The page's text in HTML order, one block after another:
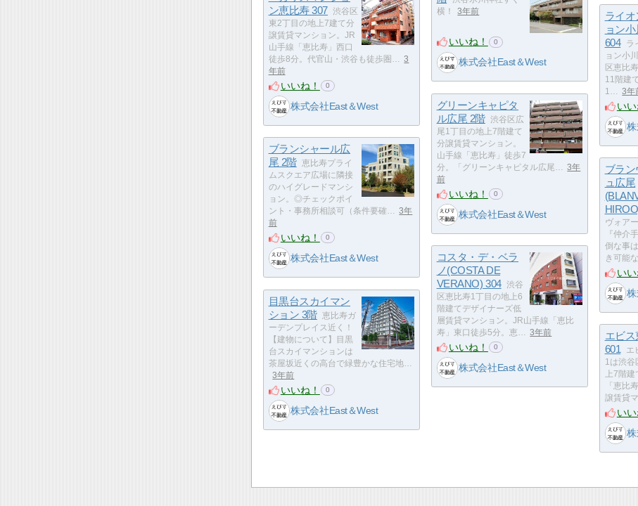
横！
3年前
いいね！ 0
株式会社East＆West
ン恵比寿 307
渋谷区
東2丁目の地上7建て分
譲賃貸マンション。JR
山手線「恵比寿」西口
徒歩8分。代官山・渋谷も徒歩圏… 3
年前
いいね！ 0
株式会社East＆West
ライ
ョン
604
ラ
ョン小
区恵比
11階建
1… 3年
いい
グリーンキャピタ
ル広尾 2階
渋谷区広
尾1丁目の地上7階建て
分譲賃貸マンション。
山手線「恵比寿」徒歩7
分。「グリーンキャピタル広尾… 3年
前
いいね！ 0
株式会社East＆West
ブランシャール広
尾 2階
恵比寿プライ
ムスクエア広場に隣接
のハイグレードマンシ
ョン。◎チェックポイ
ント・事務所相談可（条件要確… 3年
前
いいね！ 0
株式会社East＆West
ブラ
ュ広尾
ヴォア
『仲介
倒な事
き可能
いい
コスタ・デ・ベラ
ノ(COSTA DE
VERANO) 304
渋谷
区恵比寿1丁目の地上6
階建てデザイナーズ低
層賃貸マンション。JR山手線「恵比
寿」東口徒歩5分。恵… 3年前
いいね！ 0
株式会社East＆West
目黒台スカイマン
ション 3階
恵比寿ガ
ーデンプレイス近く！
【建物について】目黒
台スカイマンションは
茶屋坂近くの高台で緑豊かな住宅地…
3年前
いいね！ 0
株式会社East＆West
エビ
601
エ
1は渋谷
上7階
「恵比
譲賃貸
いい